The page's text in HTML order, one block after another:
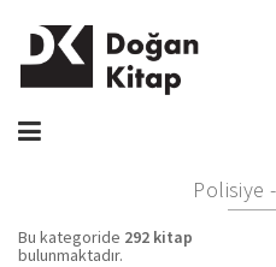
Polisiye
Bu kategoride 292 kitap
bulunmaktadır.